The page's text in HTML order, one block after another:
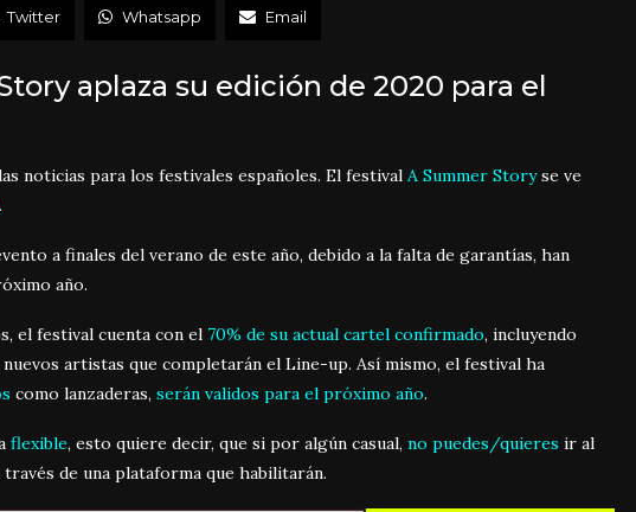
Twitter Whatsapp Email
aplaza su edición de 2020 para el
noticias para los festivales españoles. El festival A Summer Storyse ve
.
a finales del verano de este año, debido a la falta de garantías, han
año.
el festival cuenta con el 70% de su actual cartel confirmado, incluyendo
artistas que completarán el Line-up. Así mismo, el festival ha
como lanzaderas, serán validos para el próximo año.
flexible, esto quiere decir, que si por algún casual, no puedes/quieres ir al
través de una plataforma que habilitarán.